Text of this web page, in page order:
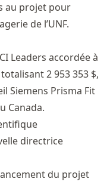
au projet pour
de l’UNF.
Leaders accordée à
2 953 353 $,
Siemens Prisma Fit
Canada.
directrice
du projet